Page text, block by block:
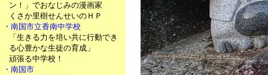
ン！」でおなじみの漫画家
くさか里樹せんせいのＨＰ
・南国市立香南中学校
「生きる力を培い共に行動でき
る心豊かな生徒の育成」
頑張る中学校！
・南国市